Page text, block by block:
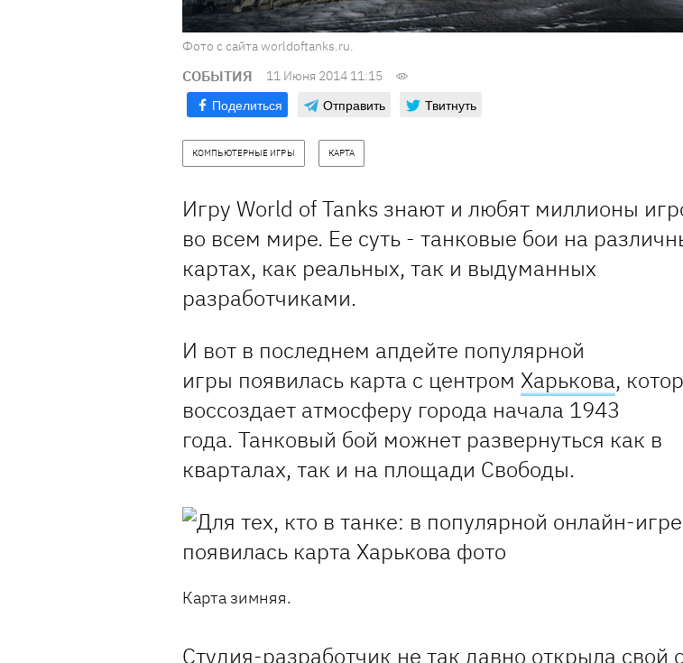
Фото с сайта worldoftanks.ru.
СОБЫТИЯ 11 Июня 2014 11:15
Поделиться Отправить Твитнуть
КОМПЬЮТЕРНЫЕ ИГРЫ КАРТА
Игру World of Tanks знают и любят миллионы
во всем мире. Ее суть - танковые бои на
картах, как реальных, так и выдуманных
разработчиками.
И вот в последнем апдейте популярной
игры появилась карта с центром Харькова,
воссоздает атмосферу города начала 1943
года. Танковый бой можнет развернуться как в
кварталах, так и на площади Свободы.
Карта зимняя.
Студия-разработчик не так давно открыла свой